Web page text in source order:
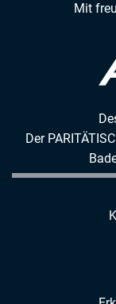
Mit
Der